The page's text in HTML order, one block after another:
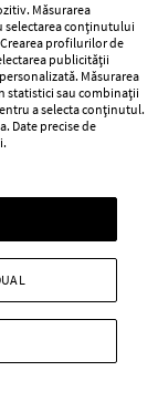
Măsurarea
selectarea conținutului
profilurilor de
publicității
Măsurarea
statistici sau combinații
a selecta conținutul.
Date precise de